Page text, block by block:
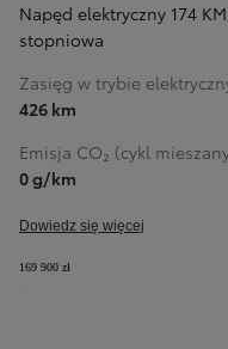
Napęd elektryczny 174 KM
stopniowa
Zasięg w trybie
426 km
Emisja CO₂ (cykl
0 g/km
Dowiedz się więcej
169 900 zł